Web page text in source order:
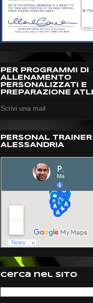
PER PROGRAMMI DI
ALLENAMENTO
PERSONALIZZATI E
PREPARAZIONE
Scrivi una mail
PERSONAL TRAINER
ALESSANDRIA
Cerca nel sito